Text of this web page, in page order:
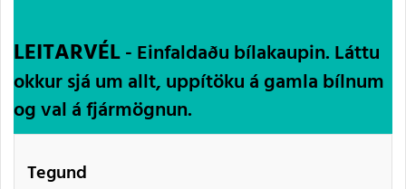
LEITARVÉL- Einfaldaðu bílakaupin. Láttu
okkur sjá um allt, uppítöku á gamla bílnum
og val á fjármögnun.
Tegund